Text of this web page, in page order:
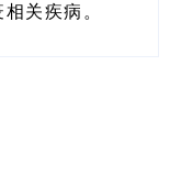
关疾病。